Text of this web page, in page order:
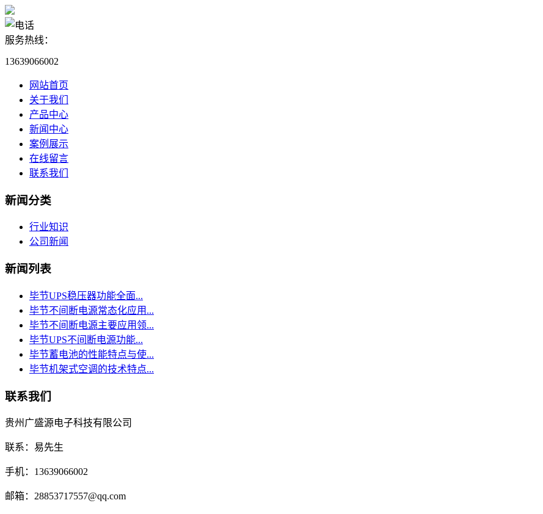
服务热线：
13639066002
网站首页
关于我们
产品中心
新闻中心
案例展示
在线留言
联系我们
新闻分类
行业知识
公司新闻
新闻列表
毕节UPS稳压器功能全面...
毕节不间断电源常态化应用...
毕节不间断电源主要应用领...
毕节UPS不间断电源功能...
毕节蓄电池的性能特点与使...
毕节机架式空调的技术特点...
联系我们
贵州广盛源电子科技有限公司
联系：易先生
手机：13639066002
邮箱：28853717557@qq.com